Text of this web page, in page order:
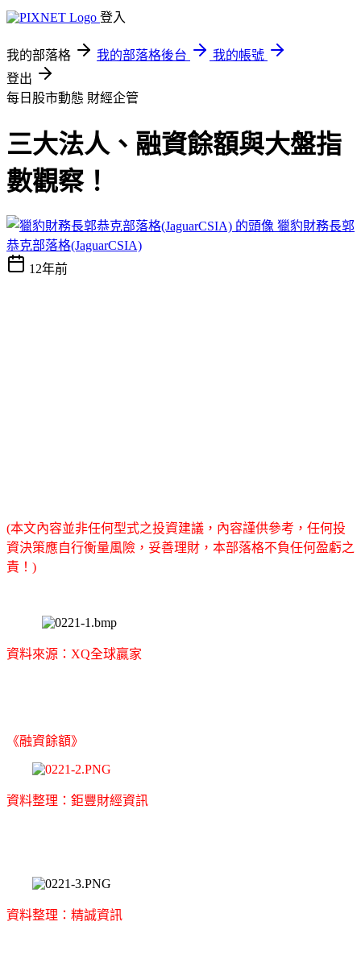
登入
我的部落格 我的部落格後台
我的帳號
登出
每日股市動態 財經企管
三大法人、融資餘額與大盤指
數觀察！
獵豹財務長郭
恭克部落格(JaguarCSIA)
12年前
(本文內容並非任何型式之投資建議，內容謹供參考，任何投
資決策應自行衡量風險，妥善理財，本部落格不負任何盈虧之
責！)
資料來源：XQ全球贏家
《融資餘額》
資料整理：鉅豐財經資訊
資料整理：精誠資訊